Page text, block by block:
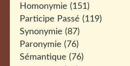
Homonymie (151)
Participe Passé (119)
Synonymie (87)
Paronymie (76)
Sémantique (76)